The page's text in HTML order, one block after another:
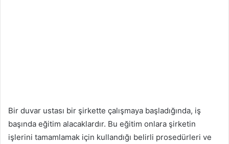
Bir duvar ustası bir şirkette çalışmaya başladığında, iş
başında eğitim alacaklardır. Bu eğitim onlara şirketin
işlerini tamamlamak için kullandığı belirli prosedürleri ve